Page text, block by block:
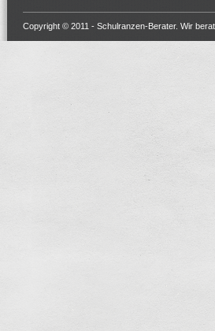
Copyright © 2011 - Schulranzen-Berater. Wir